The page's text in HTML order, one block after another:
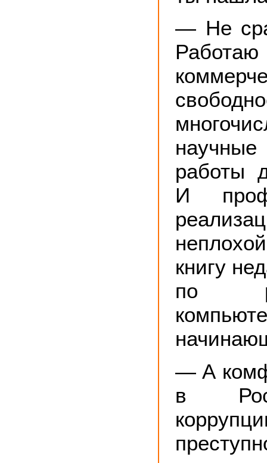
— Не
работы
И
книгу
по
— А
в